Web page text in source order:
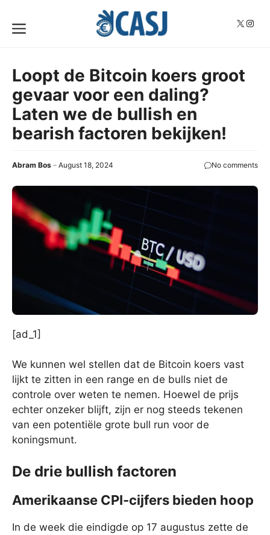
content
X
Menu
Loopt de Bitcoin koers groot
gevaar voor een daling?
Laten we de bullish en
bearish factoren bekijken!
Abram Bos August 18, 2024 No comments
[ad_1]
We kunnen wel stellen dat de Bitcoin koers vast
lijkt te zitten in een range en de bulls niet de
controle over weten te nemen. Hoewel de prijs
echter onzeker blijft, zijn er nog steeds tekenen
van een potentiële grote bull run voor de
koningsmunt.
De drie bullish factoren
Amerikaanse CPI-cijfers bieden hoop
In de week die eindigde op 17 augustus zette de